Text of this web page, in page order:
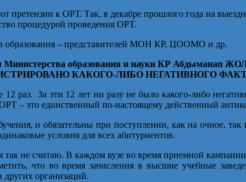
претензии к ОРТ. Так, в декабре прошлого года на
процедурой проведения ОРТ.
образования – представителей МОН КР, ЦООМО и др.
Министерства образования и науки КР Абдыманап
КАКОГО-ЛИБО НЕГАТИВНОГО
раз. За эти 12 лет ни разу не было какого-либо
– это единственный по-настоящему действенный
и обязательны при поступлении, как на очное,
условия для всех абитуриентов.
так не считаю. В каждом вузе во время приемной
что во время зачисления в высшие учебные
организаций.